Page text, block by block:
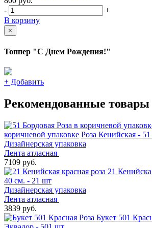
-
+
В корзину
×
Топпер "С Днем Рождения!"
+ Добавить
Рекомендованные товары
коричневой упаковке Роза Кенийская -
Дизайнерская упаковка
Лента атласная
7109 руб.
21
40 см. - 21 шт
Дизайнерская упаковка
Лента атласная
3839 руб.
Букет 501